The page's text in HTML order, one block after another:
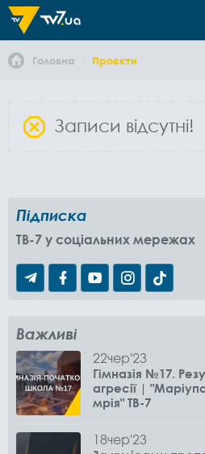
Головна Проєкти
Записи відсутні!
Підписка
TB-7 у соціальних мережах
Важливі
22чер'23
Гімназія №17.
агресії |
мрія" ТВ-7
18чер'23